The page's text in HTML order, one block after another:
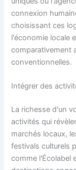
connexion
choisissant ces
l'économie locale
comparativement
conventionnelles.
Intégrer des
La richesse d'un
activités qui
marchés locaux,
festivals culturels
comme l'Écolabel